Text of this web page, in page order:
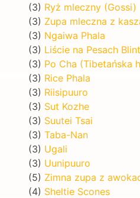
(3) Ryż mleczny (Gossi)
(3) Zupa mleczna z
(3) Ngaiwa Phala
(3) Liście na Pesach
(3) Po Cha (Tibetańska
(3) Rice Phala
(3) Riisipuuro
(3) Sut Kozhe
(3) Suutei Tsai
(3) Taba-Nan
(3) Ugali
(3) Uunipuuro
(5) Zimna zupa z
(4) Sheltie Scones